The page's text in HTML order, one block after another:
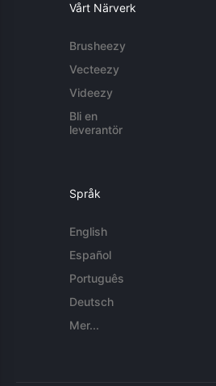
Vårt Närverk
Brusheezy
Vecteezy
Videezy
Bli en
leverantör
Språk
English
Español
Português
Deutsch
Mer...